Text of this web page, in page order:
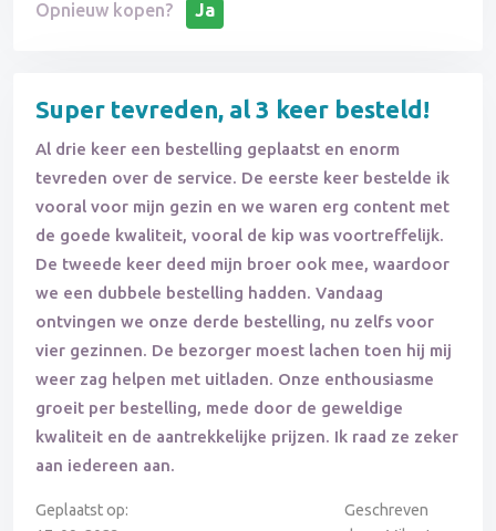
Opnieuw kopen?
Ja
Super tevreden, al 3 keer besteld!
Al drie keer een bestelling geplaatst en enorm
tevreden over de service. De eerste keer bestelde ik
vooral voor mijn gezin en we waren erg content met
de goede kwaliteit, vooral de kip was voortreffelijk.
De tweede keer deed mijn broer ook mee, waardoor
we een dubbele bestelling hadden. Vandaag
ontvingen we onze derde bestelling, nu zelfs voor
vier gezinnen. De bezorger moest lachen toen hij mij
weer zag helpen met uitladen. Onze enthousiasme
groeit per bestelling, mede door de geweldige
kwaliteit en de aantrekkelijke prijzen. Ik raad ze zeker
aan iedereen aan.
Geplaatst op:
Geschreven